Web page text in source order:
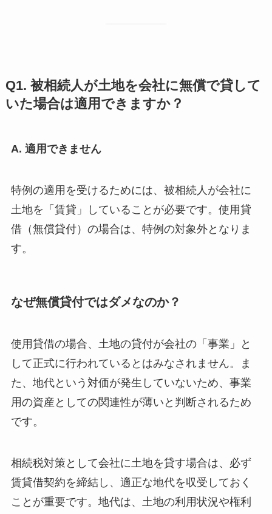
Q1. 被相続人が土地を会社に無償で貸して
いた場合は適用できますか？
A. 適用できません
特例の適用を受けるためには、被相続人が会社に
土地を「賃貸」していることが必要です。使用貸
借（無償貸付）の場合は、特例の対象外となりま
す。
なぜ無償貸付ではダメなのか？
使用貸借の場合、土地の貸付が会社の「事業」と
して正式に行われているとはみなされません。ま
た、地代という対価が発生していないため、事業
用の資産としての関連性が薄いと判断されるため
です。
相続税対策として会社に土地を貸す場合は、必ず
賃貸借契約を締結し、適正な地代を収受しておく
ことが重要です。地代は、土地の利用状況や権利